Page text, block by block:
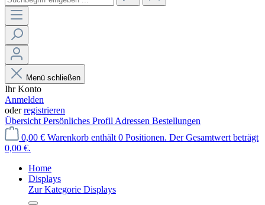
Menü schließen
Ihr Konto
Anmelden
oderregistrieren
Übersicht Persönliches Profil Adressen Bestellungen
0,00 € Warenkorb enthält 0 Positionen. Der Gesamtwert beträgt
0,00 €.
Home
Displays
Zur Kategorie Displays